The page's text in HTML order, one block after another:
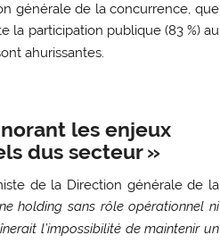
générale de la concurrence, que
la participation publique (83 %) au
ahurissantes.
les enjeux
dus secteur»
de la Direction générale de la
holding sans rôle opérationnel ni
l’impossibilité de maintenir un